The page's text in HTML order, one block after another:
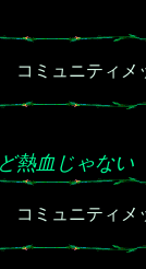
コミュニティメ
熱血じゃない
コミュニティメ